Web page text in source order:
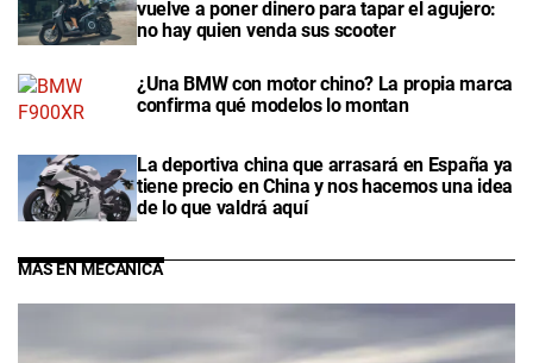
vuelve a poner dinero para tapar el agujero:
no hay quien venda sus scooter
¿Una BMW con motor chino? La propia marca
confirma qué modelos lo montan
La deportiva china que arrasará en España ya
tiene precio en China y nos hacemos una idea
de lo que valdrá aquí
MÁS EN MECÁNICA